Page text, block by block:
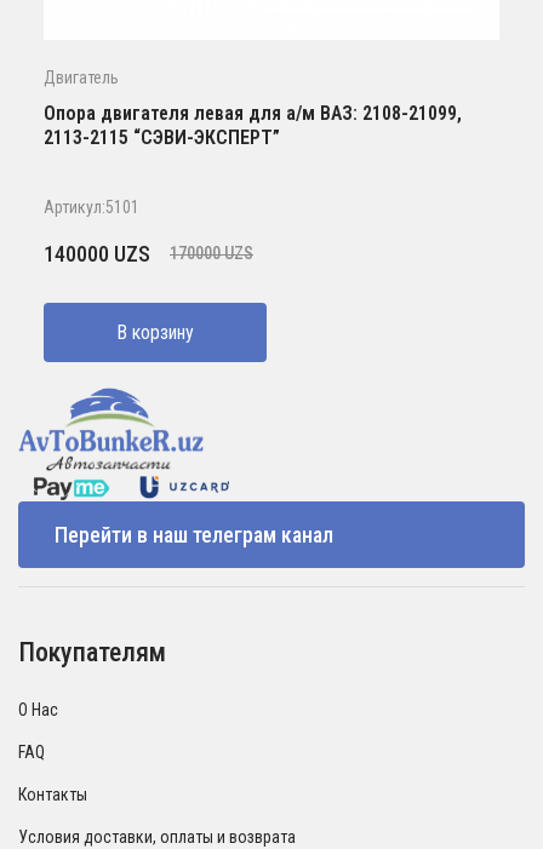
Двигатель
Опора двигателя левая для а/м ВАЗ: 2108-21099,
2113-2115 “СЭВИ-ЭКСПЕРТ”
Артикул:5101
170000UZS
Первоначальная
составляла
170000 UZS.
140000 UZS
Текущая
140000 UZS.
В корзину
Перейти в наш телеграм канал
Покупателям
О Нас
FAQ
Контакты
Условия доставки, оплаты и возврата